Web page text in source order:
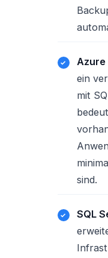
Azure
ein
mit
sind.
SQL